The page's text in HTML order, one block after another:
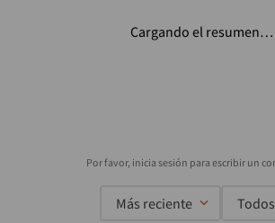
Cargando el resumen…
Más reciente Todos